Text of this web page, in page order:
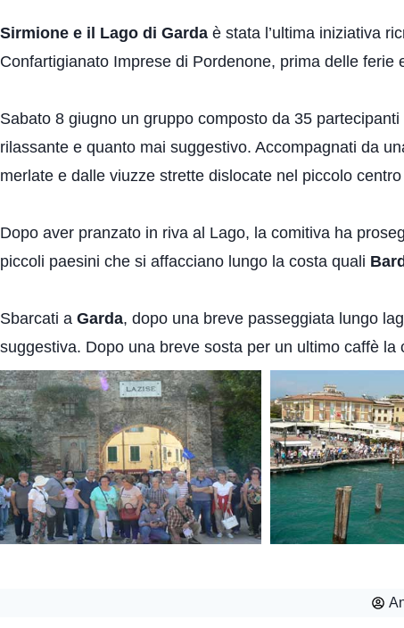
Sirmione e il Lago di Garda è stata l’ultima iniziativa
Confartigianato Imprese di Pordenone, prima delle ferie
Sabato 8 giugno un gruppo composto da 35
rilassante e quanto mai suggestivo. Accompagnati da
merlate e dalle viuzze strette dislocate nel piccolo
Dopo aver pranzato in riva al Lago, la comitiva ha
piccoli paesini che si affacciano lungo la costa quali
Sbarcati a Garda, dopo una breve passeggiata lungo
suggestiva. Dopo una breve sosta per un ultimo caffè